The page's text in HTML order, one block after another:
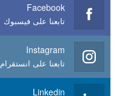
Facebook
تابعنا على فيسبوك
Instagram
تابعنا على انستقرام
Linkedin